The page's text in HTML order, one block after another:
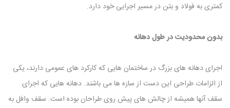
کمتری به فولاد و بتن در مسیر اجرایی خود دارد.
بدون محدودیت در طول دهانه
اجرای دهانه های بزرگ در ساختمان هایی که کارکرد های عمومی دارند، یکی
از الزامات طراحی این دست از سازه ها می باشند. دهانه هایی که اجرای
سقف آنها همیشه از چالش های پیش روی طراحان بوده است. سقف وافل به